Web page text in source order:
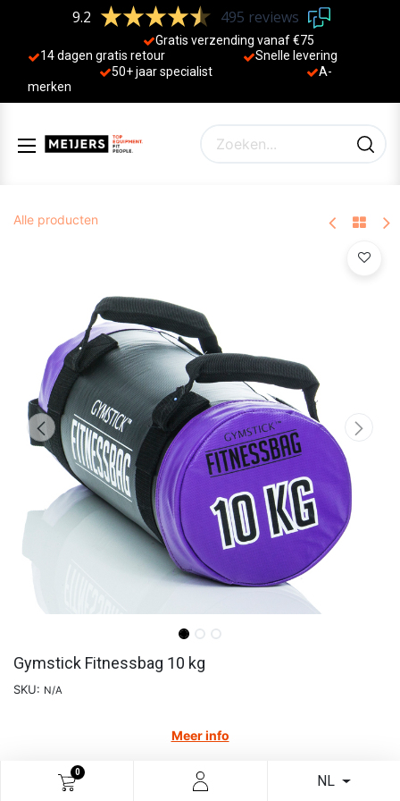
0
NL
9.2 495 reviews
Gratis verzending vanaf €75
14 dagen gratis retour
Sne lle levering
50+ jaar specialist
A-
merken
Alle producten
Gymstick Fitnessbag 10 kg
SKU: N/A
Meer info